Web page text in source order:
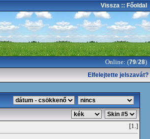
Vissza :: Főoldal
Online: (79/28)
Elfelejtette jelszavát?
[1.]